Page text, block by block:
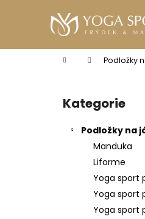
Domů Podložky
Přeskočit
kategorie
Kategorie
Podložky na
Manduka
Liforme
Yoga sport
Yoga sport
Yoga sport
í
Zpět
do
Zpět
do